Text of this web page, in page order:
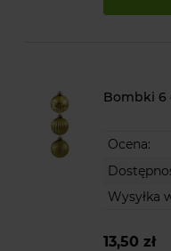
Bombki 6
Ocena:
Wysyłka
13,50 zł